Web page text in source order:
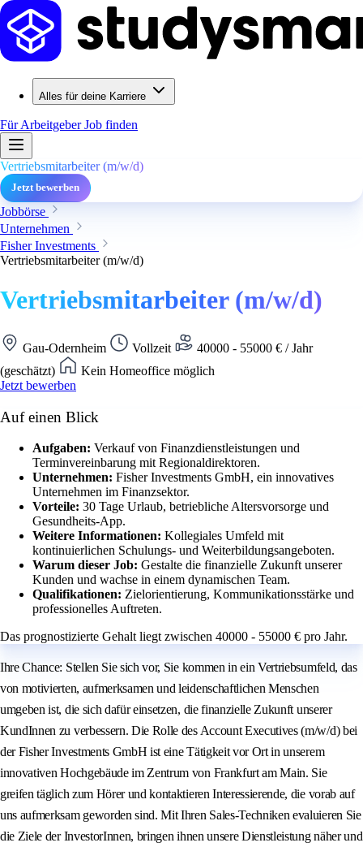
Alles für deine Karriere
Für ArbeitgeberJob finden
Vertriebsmitarbeiter (m/w/d)
Jetzt bewerben
Jobbörse
Unternehmen
Fisher Investments
Vertriebsmitarbeiter (m/w/d)
Vertriebsmitarbeiter (m/w/d)
Gau-Odernheim Vollzeit
40000 - 55000 € / Jahr
(geschätzt)
Kein Homeoffice möglich
Jetzt bewerben
Auf einen Blick
Aufgaben: Verkauf von Finanzdienstleistungen und
Terminvereinbarung mit Regionaldirektoren.
Unternehmen: Fisher Investments GmbH, ein innovatives
Unternehmen im Finanzsektor.
Vorteile: 30 Tage Urlaub, betriebliche Altersvorsorge und
Gesundheits-App.
Weitere Informationen: Kollegiales Umfeld mit
kontinuierlichen Schulungs- und Weiterbildungsangeboten.
Warum dieser Job: Gestalte die finanzielle Zukunft unserer
Kunden und wachse in einem dynamischen Team.
Qualifikationen: Zielorientierung, Kommunikationsstärke und
professionelles Auftreten.
Das prognostizierte Gehalt liegt zwischen 40000 - 55000 € pro Jahr.
Ihre Chance: Stellen Sie sich vor, Sie kommen in ein Vertriebsumfeld, das
von motivierten, aufmerksamen und leidenschaftlichen Menschen
umgeben ist, die sich dafür einsetzen, die finanzielle Zukunft unserer
KundInnen zu verbessern. Die Rolle des Account Executives (m/w/d) bei
der Fisher Investments GmbH ist eine Tätigkeit vor Ort in unserem
innovativen Hochgebäude im Zentrum von Frankfurt am Main. Sie
greifen täglich zum Hörer und kontaktieren Interessierende, die vorab auf
uns aufmerksam geworden sind. Mit Ihren Sales-Techniken evaluieren Sie
die Ziele der InvestorInnen, bringen ihnen unsere Dienstleistung näher und